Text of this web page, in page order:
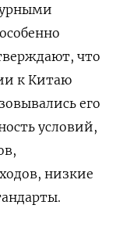
что
к Китаю
его
условий,
низкие